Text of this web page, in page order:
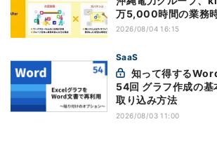
万5,000時間の業務
2026/08/04 16:15
SaaS
54回 グラフ作成の
取り込み方法
2026/08/03 11:00